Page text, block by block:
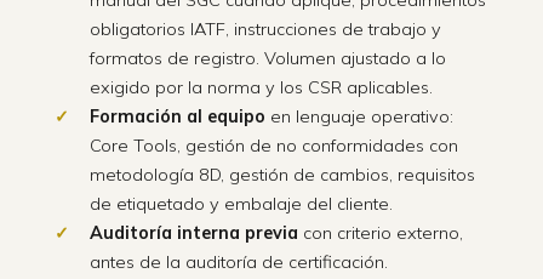
obligatorios IATF, instrucciones de trabajo y
formatos de registro. Volumen ajustado a lo
exigido por la norma y los CSR aplicables.
Formación al equipo en lenguaje operativo:
Core Tools, gestión de no conformidades con
metodología 8D, gestión de cambios, requisitos
de etiquetado y embalaje del cliente.
Auditoría interna previa con criterio externo,
antes de la auditoría de certificación.